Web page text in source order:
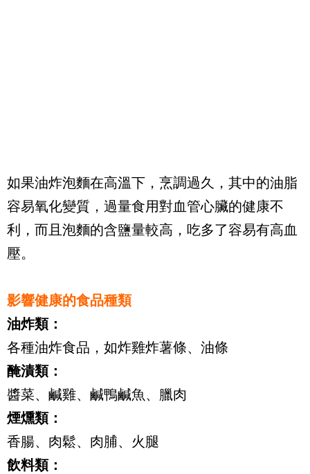
如果油炸泡麵在高溫下，烹調過久，其中的油脂
容易氧化變質，過量食用對血管心臟的健康不
利，而且泡麵的含鹽量較高，吃多了容易有高血
壓。
影響健康的食品種類
油炸類：
各種油炸食品，如炸雞炸薯條、油條
醃漬類：
醬菜、鹹雞、鹹鴨鹹魚、臘肉
煙燻類：
香腸、肉鬆、肉脯、火腿
飲料類：